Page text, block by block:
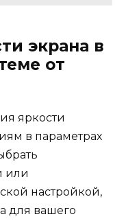
экрана в
от
яркости
в параметрах
или
настройкой,
для вашего